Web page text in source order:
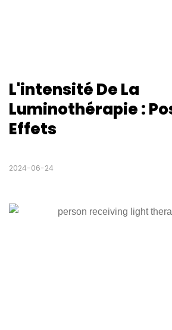
L'intensité De La
Luminothérapie :
Effets
2024-06-24